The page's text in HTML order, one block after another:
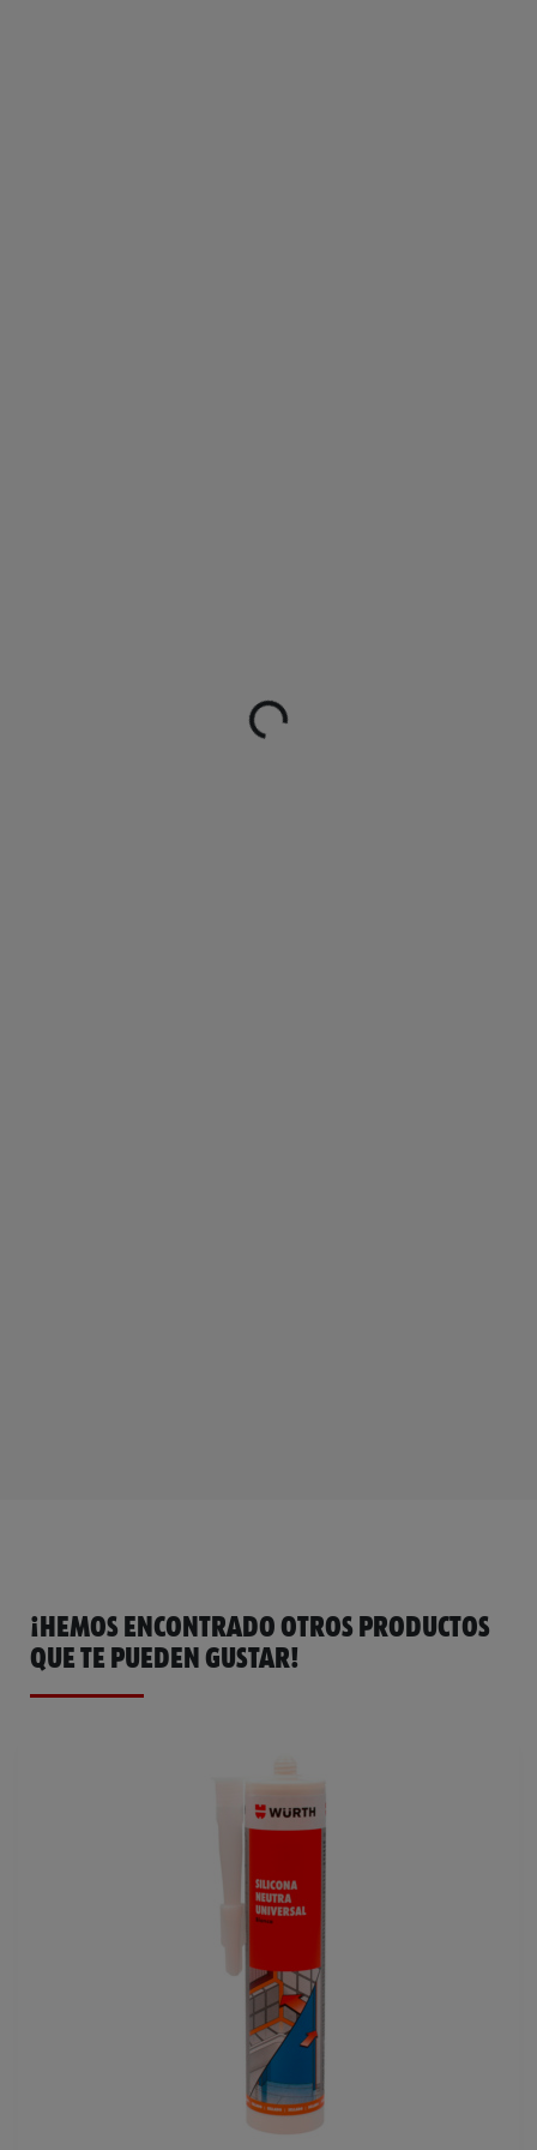
¡HEMOS ENCONTRADO OTROS PRODUCTOS
QUE TE PUEDEN GUSTAR!